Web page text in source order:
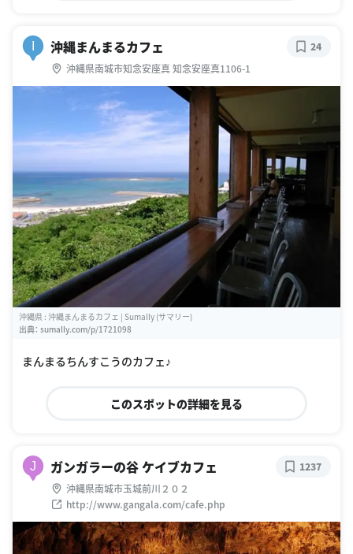
I 沖縄まんまるカフェ
沖縄県南城市知念安座真 知念安座真1106-1
24
沖縄県 : 沖縄まんまるカフェ | Sumally (サマリー)
出典： sumally.com/p/1721098
まんまるちんすこうのカフェ♪
このスポットの詳細を見る
J ガンガラーの谷 ケイブカフェ
沖縄県南城市玉城前川２０２
http://www.gangala.com/cafe.php
1237